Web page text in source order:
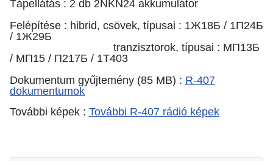
Tápellátás : 2 db 2NKN24 akkumulátor
Felépítése : hibrid, csövek, típusai : 1Ж18Б / 1П24Б
/ 1Ж29Б
tranzisztorok, típusai : МП13Б
/ МП15 / П217Б / 1T403
Dokumentum gyűjtemény (85 MB) : R-407
dokumentumok
További képek : További R-407 rádió képek